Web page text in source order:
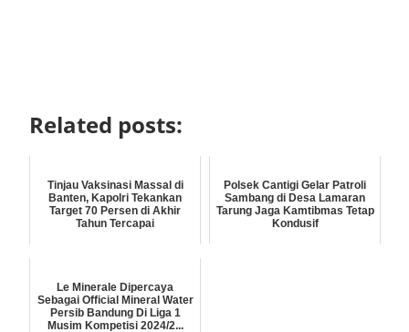
Related posts:
Tinjau Vaksinasi Massal di
Banten, Kapolri Tekankan
Target 70 Persen di Akhir
Tahun Tercapai
Polsek Cantigi Gelar Patroli
Sambang di Desa Lamaran
Tarung Jaga Kamtibmas Tetap
Kondusif
Le Minerale Dipercaya
Sebagai Official Mineral Water
Persib Bandung Di Liga 1
Musim Kompetisi 2024/2...